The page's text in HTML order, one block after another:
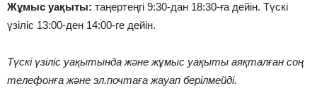
Жұмыс уақыты: таңертеңгі 9:30-дан 18:30-ға дейін. Түскі
үзіліс 13:00-ден 14:00-ге дейін.
Түскі үзіліс уақытында және жұмыс уақыты аяқталған соң
телефонға және эл.почтаға жауап берілмейді.